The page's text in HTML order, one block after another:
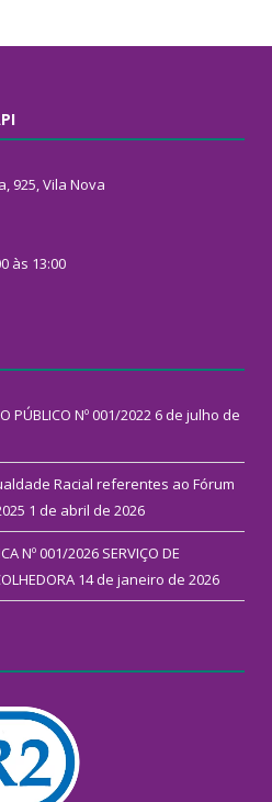
925, Vila Nova
às 13:00
PÚBLICO Nº 001/2022 6 de julho de
Racial referentes ao Fórum
1 de abril de 2026
Nº 001/2026 SERVIÇO DE
14 de janeiro de 2026